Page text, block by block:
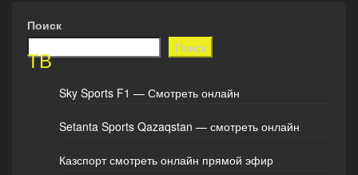
Поиск
Поиск
ТВ
Sky Sports F1 — Смотреть онлайн
Setanta Sports Qazaqstan — смотреть онлайн
Казспорт смотреть онлайн прямой эфир